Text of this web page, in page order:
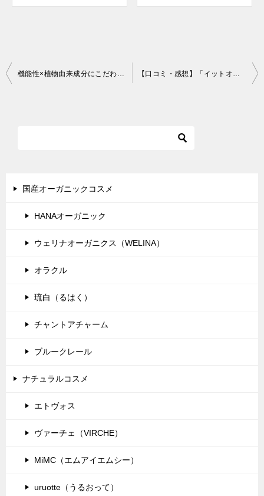
投
シ
機能性×植物由来成分にこだわった「anelia-natural（アネリア ナチュラル）」3つのアイテムを使ってみました！ 【口コミ・感想】「イットオールナチュラル ライヴリーオイル」試してみました
国産オーガニックコスメ
HANAオーガニック
ウェリナオーガニクス（WELINA）
オラクル
琉白（るはく）
チャントアチャーム
ブルークレール
ナチュラルコスメ
エトヴォス
ヴァーチェ（VIRCHE）
MiMC（エムアイエムシー）
uruotte（うるおって）